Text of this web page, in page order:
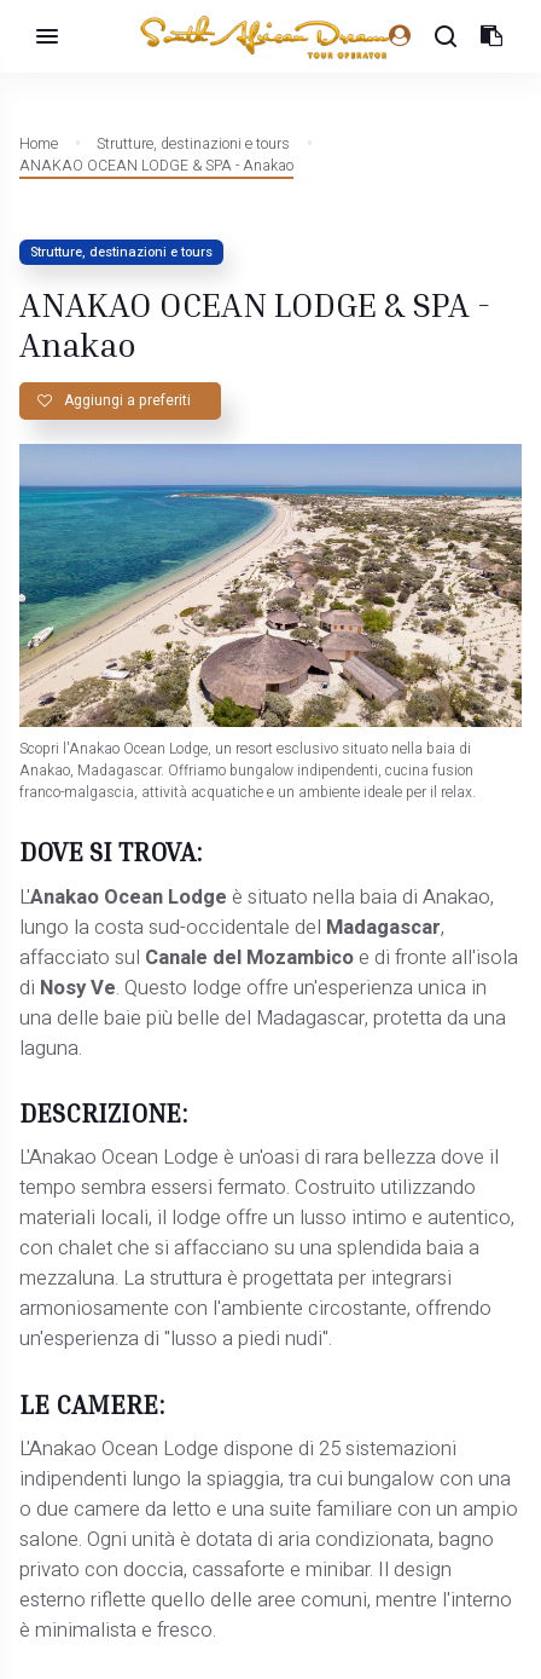
Home
Strutture, destinazioni e tours
ANAKAO OCEAN LODGE & SPA - Anakao
Strutture, destinazioni e tours
ANAKAO OCEAN LODGE & SPA -
Anakao
Aggiungi a preferiti
Scopri l'Anakao Ocean Lodge, un resort esclusivo situato nella baia di
Anakao, Madagascar. Offriamo bungalow indipendenti, cucina fusion
franco-malgascia, attività acquatiche e un ambiente ideale per il relax.
DOVE SI TROVA:
L'Anakao Ocean Lodge è situato nella baia di Anakao,
lungo la costa sud-occidentale del Madagascar,
affacciato sul Canale del Mozambicoe di fronte all'isola
di Nosy Ve. Questo lodge offre un'esperienza unica in
una delle baie più belle del Madagascar, protetta da una
laguna.
DESCRIZIONE:
L'Anakao Ocean Lodge è un'oasi di rara bellezza dove il
tempo sembra essersi fermato. Costruito utilizzando
materiali locali, il lodge offre un lusso intimo e autentico,
con chalet che si affacciano su una splendida baia a
mezzaluna. La struttura è progettata per integrarsi
armoniosamente con l'ambiente circostante, offrendo
un'esperienza di "lusso a piedi nudi".
LE CAMERE:
L'Anakao Ocean Lodge dispone di 25 sistemazioni
indipendenti lungo la spiaggia, tra cui bungalow con una
o due camere da letto e una suite familiare con un ampio
salone. Ogni unità è dotata di aria condizionata, bagno
privato con doccia, cassaforte e minibar. Il design
esterno riflette quello delle aree comuni, mentre l'interno
è minimalista e fresco.